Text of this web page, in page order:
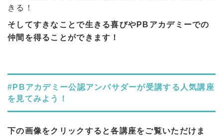
きる！
そしてすきなことで生きる喜びやPBアカデミーでの
仲間を得ることができます！
#PBアカデミー公認アンバサダーが受講する人気講座
を見てみよう！
下の画像をクリックすると各講座をご覧いただけま